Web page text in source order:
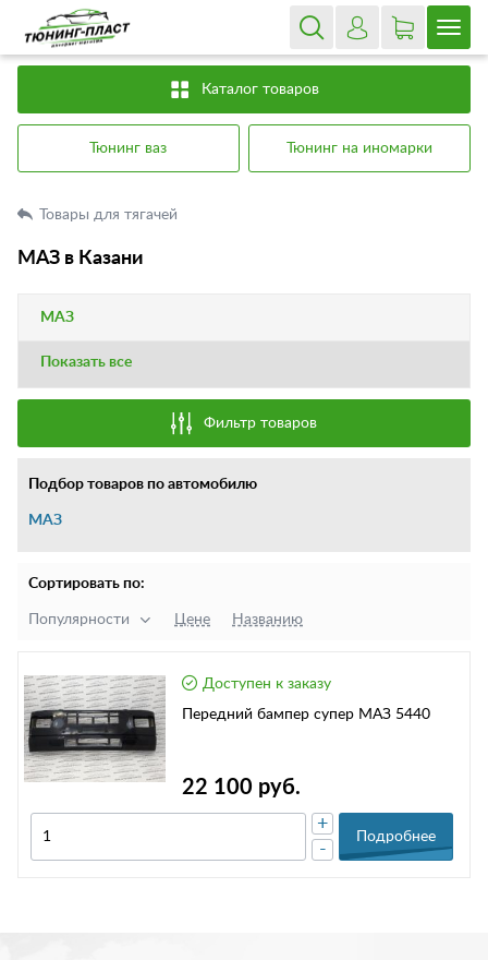
Каталог товаров
Тюнинг ваз Тюнинг на иномарки
Товары для тягачей
МАЗ в Казани
МАЗ
Показать все
Фильтр товаров
Подбор товаров по автомобилю
МАЗ
Сортировать по:
Популярности Цене Названию
Доступен к заказу
Передний бампер супер МАЗ 5440
22 100 руб.
-
+
Подробнее